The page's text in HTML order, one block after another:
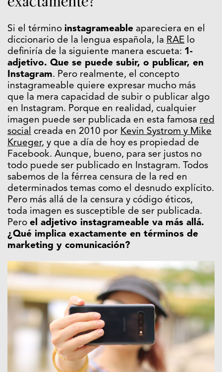
Si el término instagrameable apareciera en el
diccionario de la lengua española, la RAE lo
definiría de la siguiente manera escueta: 1-
adjetivo. Que se puede subir, o publicar, en
Instagram. Pero realmente, el concepto
instagrameable quiere expresar mucho más
que la mera capacidad de subir o publicar algo
en Instagram. Porque en realidad, cualquier
imagen puede ser publicada en esta famosa red
social creada en 2010 por Kevin Systrom y Mike
Krueger, y que a día de hoy es propiedad de
Facebook. Aunque, bueno, para ser justos no
todo puede ser publicado en Instagram. Todos
sabemos de la férrea censura de la red en
determinados temas como el desnudo explícito.
Pero más allá de la censura y código éticos,
toda imagen es susceptible de ser publicada.
Pero el adjetivo instagrameable va más allá.
¿Qué implica exactamente en términos de
marketing y comunicación?